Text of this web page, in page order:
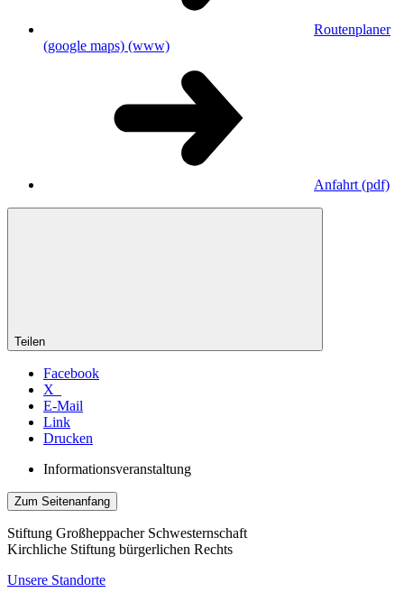
Routenplaner
(google maps) (www)
Anfahrt(pdf)
Teilen
Facebook
X
E-Mail
Link
Drucken
Informationsveranstaltung
Zum Seitenanfang
Stiftung Großheppacher Schwesternschaft
Kirchliche Stiftung bürgerlichen Rechts
Unsere Standorte